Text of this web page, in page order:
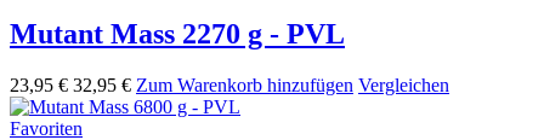
Mutant Mass 2270 g - PVL
23,95 € 32,95 € Zum Warenkorb hinzufügen Vergleichen
Favoriten